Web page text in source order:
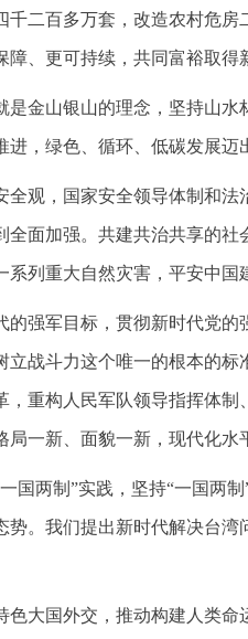
千二百多万套，改造农村危
障、更可持续，共同富裕取得
金山银山的理念，坚持山水
进，绿色、循环、低碳发展
观，国家安全领导体制和法
全面加强。共建共治共享的
系列重大自然灾害，平安中国
强军目标，贯彻新时代党的
立战斗力这个唯一的根本的
，重构人民军队领导指挥体
局一新、面貌一新，现代化
两制”实践，坚持“一国两
势。我们提出新时代解决台
大国外交，推动构建人类命